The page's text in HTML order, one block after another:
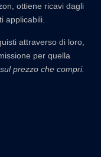
ottiene ricavi dagli
applicabili.
attraverso di loro,
per quella
prezzo che compri.